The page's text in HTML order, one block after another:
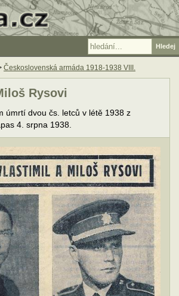
Rysovi
úmrtí dvou čs. letců v létě 1938 z
4. srpna 1938.
Československá armáda 1918-1938 VIII.